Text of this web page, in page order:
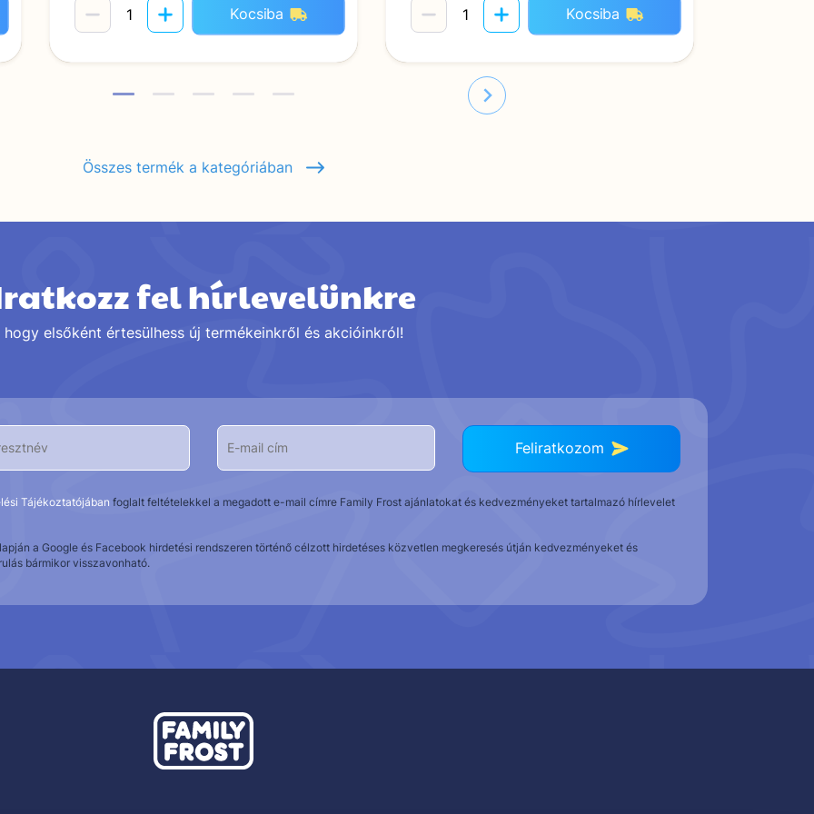
Kocsiba Kocsiba
Összes termék a kategóriában
fel hírlevelünkre
hogy elsőként értesülhess új termékeinkről és akcióinkról!
Feliratkozom
Tájékoztatójában foglalt feltételekkel a megadott e-mail címre Family Frost ajánlatokat és kedvezményeket tartalmazó hírlevelet
a Google és Facebook hirdetési rendszeren történő célzott hirdetéses közvetlen megkeresés útján kedvezményeket és
bármikor visszavonható.